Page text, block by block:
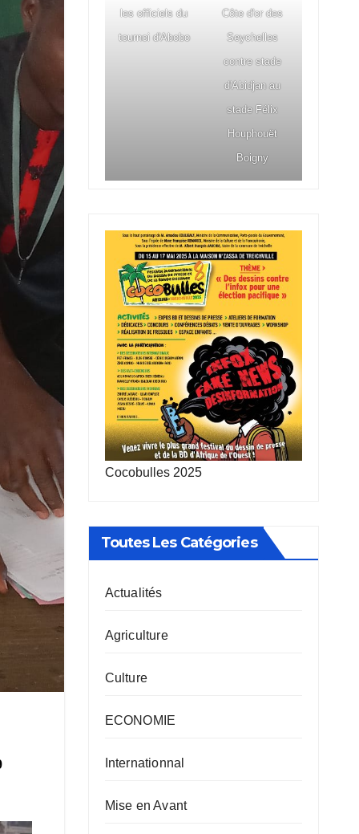
les officiels du
tournoi d'Abobo
Côte d'or des
Seychelles
contre stade
d'Abidjan au
stade Félix
Houphouët
Boigny
Cocobulles 2025
Toutes Les Catégories
Actualités
Agriculture
Culture
ECONOMIE
Internationnal
Mise en Avant